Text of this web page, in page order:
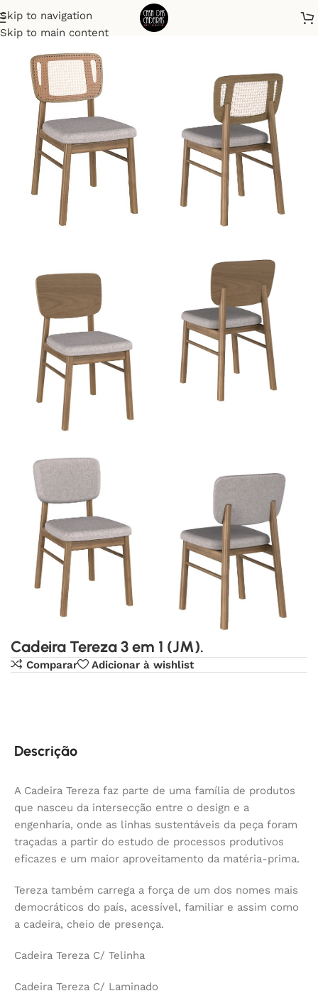
Skip to navigation
Skip to main content
Início Cadeiras
Cadeira Tereza 3 em 1 (JM).
Comparar Adicionar à wishlist
Descrição
A Cadeira Tereza faz parte de uma família de produtos
que nasceu da intersecção entre o design e a
engenharia, onde as linhas sustentáveis da peça foram
traçadas a partir do estudo de processos produtivos
eficazes e um maior aproveitamento da matéria-prima.
Tereza também carrega a força de um dos nomes mais
democráticos do país, acessível, familiar e assim como
a cadeira, cheio de presença.
Cadeira Tereza C/ Telinha
Cadeira Tereza C/ Laminado